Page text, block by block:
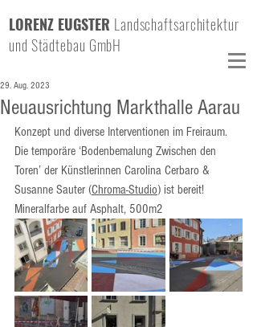
LORENZ EUGSTER Landschaftsarchitektur
und Städtebau GmbH
Neuausrichtung Markthalle Aarau
29. Aug. 2023
Konzept und diverse Interventionen im Freiraum.
Die temporäre ‘Bodenbemalung Zwischen den
Toren’ der Künstlerinnen Carolina Cerbaro &
Susanne Sauter (Chroma-Studio) ist bereit!
Mineralfarbe auf Asphalt, 500m2